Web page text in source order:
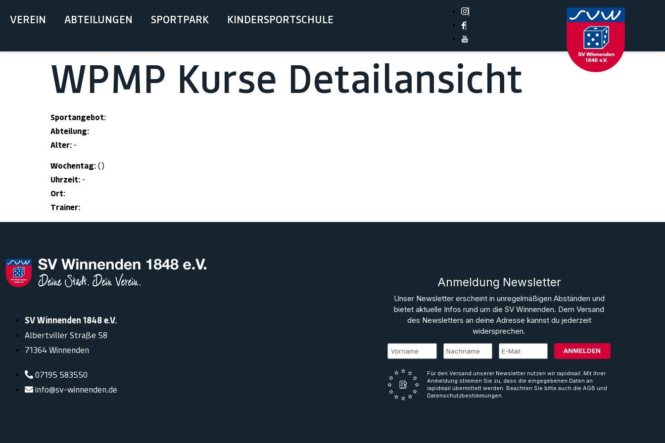
springen
VEREIN ABTEILUNGEN SPORTPARK KINDERSPORTSCHULE
WPMP Kurse Detailansicht
Sportangebot:
Abteilung:
Alter: -
Wochentag: ()
Uhrzeit: -
Ort:
Trainer:
SV Winnenden 1848 e.V.
Albertviller Straße 58
71364 Winnenden
07195 583550
info@sv-winnenden.de
Anmeldung Newsletter
Unser Newsletter erscheint in unregelmäßigen Abständen und
bietet aktuelle Infos rund um die SV Winnenden. Dem Versand
des Newsletters an deine Adresse kannst du jederzeit
widersprechen.
ANMELDEN
Für den Versand unserer Newsletter nutzen wir rapidmail. Mit Ihrer
Anmeldung stimmen Sie zu, dass die eingegebenen Daten an
rapidmail übermittelt werden. Beachten Sie bitte auch die AGB und
Datenschutzbestimmungen.